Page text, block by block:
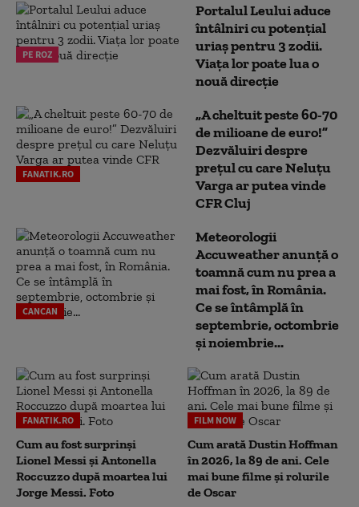
PE ROZ
Portalul Leului aduce
întâlniri cu potențial
uriaș pentru 3 zodii.
Viața lor poate lua o
nouă direcție
FANATIK.RO
„A cheltuit peste 60-70
de milioane de euro!”
Dezvăluiri despre
prețul cu care Neluțu
Varga ar putea vinde
CFR Cluj
CANCAN
Meteorologii
Accuweather anunță o
toamnă cum nu prea a
mai fost, în România.
Ce se întâmplă în
septembrie, octombrie
și noiembrie...
FANATIK.RO
Cum au fost surprinși
Lionel Messi și Antonella
Roccuzzo după moartea lui
Jorge Messi. Foto
FILM NOW
Cum arată Dustin Hoffman
în 2026, la 89 de ani. Cele
mai bune filme și rolurile
de Oscar